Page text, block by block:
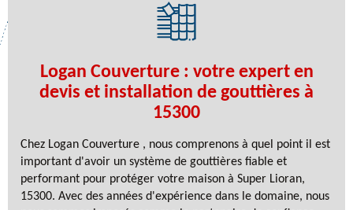
Logan Couverture : votre expert en
devis et installation de gouttières à
15300
Chez Logan Couverture , nous comprenons à quel point il est
important d'avoir un système de gouttières fiable et
performant pour protéger votre maison à Super Lioran,
15300. Avec des années d'expérience dans le domaine, nous